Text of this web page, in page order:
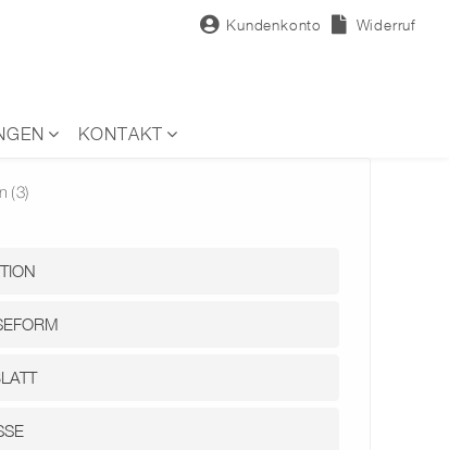
Kundenkonto Widerruf
KONTAKT
(3)